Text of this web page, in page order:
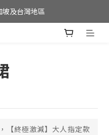
澳地區免運費;
坡及台灣地區
【終極激減】大人指定款